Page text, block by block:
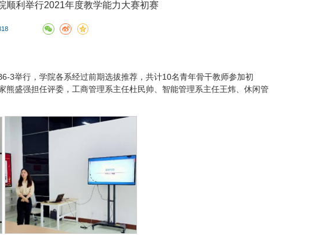
顺利举行2021年度教学能力大赛初赛
3举行，学院各系经过前期选拔推荐，共计10名青年骨干教师参加初
盛强担任评委，工商管理系主任杜民帅、智能管理系主任王炜、休闲管